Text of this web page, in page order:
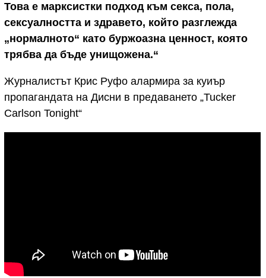
Това е марксистки подход към секса, пола,
сексуалността и здравето, който разглежда
„нормалното“ като буржоазна ценност, която
трябва да бъде унищожена.“
Журналистът Крис Руфо алармира за куиър
пропагандата на Дисни в предаването „Tucker
Carlson Tonight“